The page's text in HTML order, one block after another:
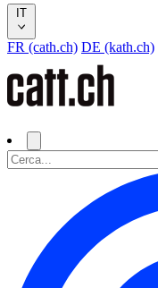
IT
FR (cath.ch) DE (kath.ch)